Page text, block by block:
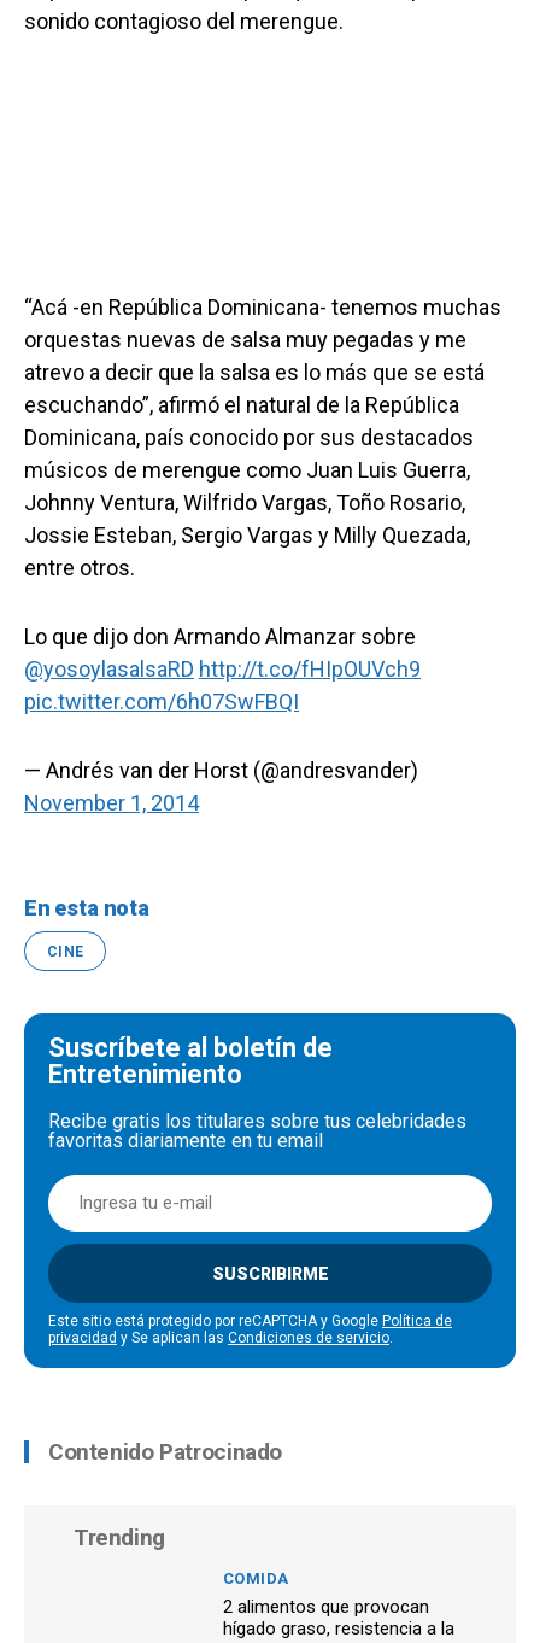
sonido contagioso del merengue.
“Acá -en República Dominicana- tenemos muchas
orquestas nuevas de salsa muy pegadas y me
atrevo a decir que la salsa es lo más que se está
escuchando”, afirmó el natural de la República
Dominicana, país conocido por sus destacados
músicos de merengue como Juan Luis Guerra,
Johnny Ventura, Wilfrido Vargas, Toño Rosario,
Jossie Esteban, Sergio Vargas y Milly Quezada,
entre otros.
Lo que dijo don Armando Almanzar sobre
@yosoylasalsaRD http://t.co/fHIpOUVch9
pic.twitter.com/6h07SwFBQI
— Andrés van der Horst (@andresvander)
November 1, 2014
En esta nota
CINE
Suscríbete al boletín de
Entretenimiento
Recibe gratis los titulares sobre tus celebridades
favoritas diariamente en tu email
SUSCRIBIRME
Este sitio está protegido por reCAPTCHA y Google Política de
privacidad y Se aplican las Condiciones de servicio.
Contenido Patrocinado
Trending
COMIDA
2 alimentos que provocan
hígado graso, resistencia a la